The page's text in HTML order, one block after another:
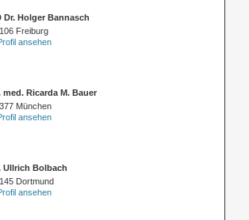
Dr. Holger Bannasch
Freiburg
ansehen
med. Ricarda M. Bauer
München
ansehen
Ullrich Bolbach
Dortmund
ansehen